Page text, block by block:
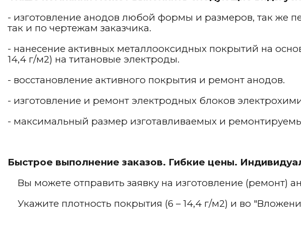
- изготовление анодов любой формы и размеров, так же
так и по чертежам заказчика.
- нанесение активных металлооксидных покрытий на
14,4 г/м2) на титановые электроды.
- восстановление активного покрытия и ремонт анодов.
- изготовление и ремонт электродных блоков
- максимальный размер изготавливаемых и
Быстрое выполнение заказов. Гибкие цены.
Вы можете отправить заявку на изготовление (ремонт)
Укажите плотность покрытия (6 – 14,4 г/м2) и во